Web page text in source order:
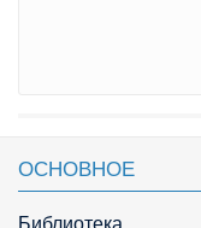
ОСНОВНОЕ
Библиотека